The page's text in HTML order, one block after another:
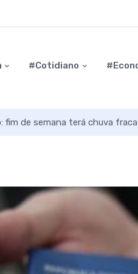
#Cotidiano
fim de semana terá chuva